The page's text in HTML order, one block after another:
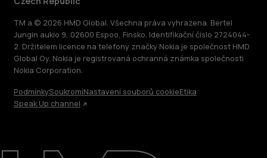
O nás
TM a © 2026 HMD Global. Všechna práva vyhrazena. Bertel
Jungin aukio 9, 02600 Espoo, Finsko. Identifikační číslo 2724044-
2. Držitelem licence na telefony značky Nokia je společnost HMD
Global Oy. Nokia je registrovaná ochranná známka společnosti
Nokia Corporation.
PodmínkySoukromíNastavení souborů cookieEtika
Speak Up channel